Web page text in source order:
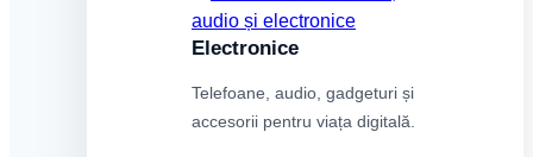
Electronice
Telefoane, audio, gadgeturi și
accesorii pentru viața digitală.